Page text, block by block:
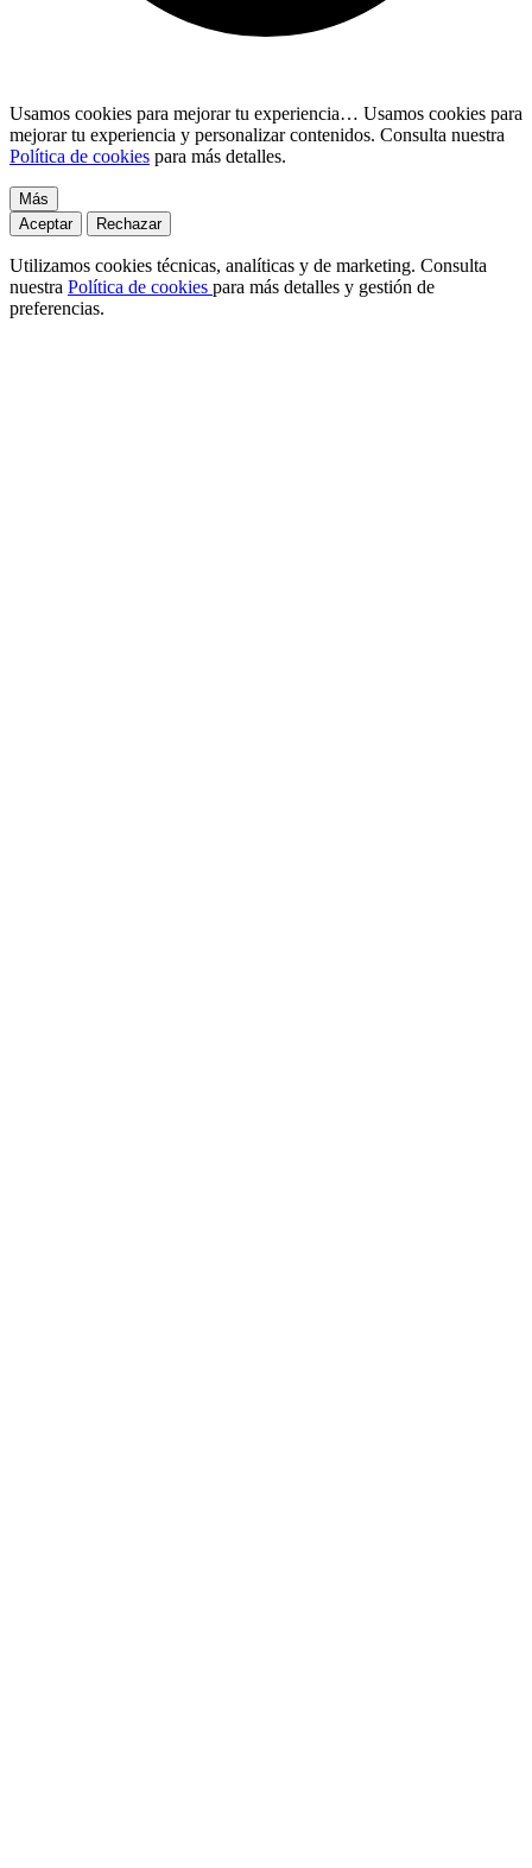
Usamos cookies para mejorar tu experiencia… Usamos cookies para
mejorar tu experiencia y personalizar contenidos. Consulta nuestra
Política de cookies para más detalles.
Más
Aceptar
Rechazar
Utilizamos cookies técnicas, analíticas y de marketing. Consulta
nuestra Política de cookies para más detalles y gestión de
preferencias.